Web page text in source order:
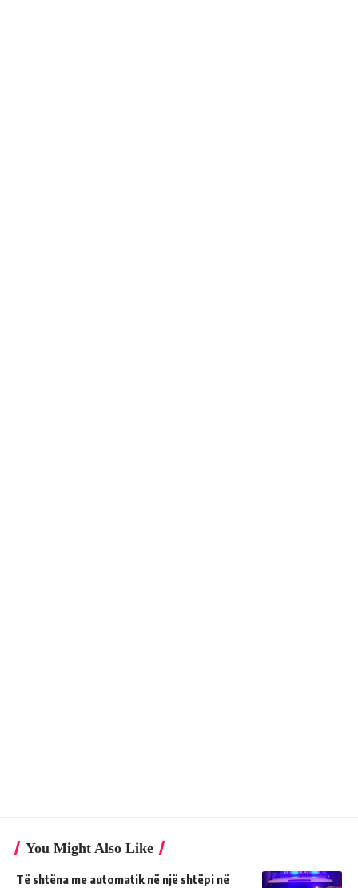
You Might Also Like
Të shtëna me automatik në një shtëpi në